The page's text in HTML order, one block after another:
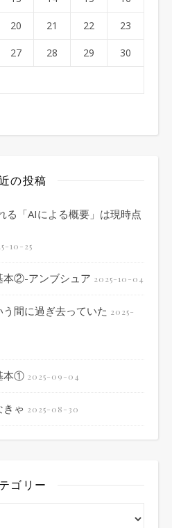
20 21 22 23
27 28 29 30
の投稿
る「AIによる概要」は現時点
10-25
本②-アンブシュア 2025-10-04
間に過ぎ去っていた 2025-
本① 2025-09-04
ゃ 2025-08-30
ゴリー